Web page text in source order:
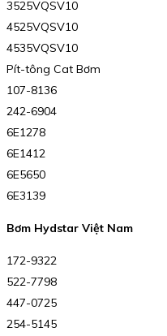
3525VQSV10
4525VQSV10
4535VQSV10
Pít-tông Cat Bơm
107-8136
242-6904
6E1278
6E1412
6E5650
6E3139
Bơm Hydstar Việt Nam
172-9322
522-7798
447-0725
254-5145